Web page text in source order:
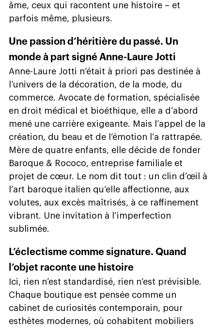
âme, ceux qui racontent une histoire – et
parfois même, plusieurs.
Une passion d’héritière du passé. Un
monde à part signé Anne-Laure Jotti
Anne-Laure Jotti n’était à priori pas destinée à
l’univers de la décoration, de la mode, du
commerce. Avocate de formation, spécialisée
en droit médical et bioéthique, elle a d’abord
mené une carrière exigeante. Mais l’appel de la
création, du beau et de l’émotion l’a rattrapée.
Mère de quatre enfants, elle décide de fonder
Baroque & Rococo, entreprise familiale et
projet de cœur. Le nom dit tout : un clin d’œil à
l’art baroque italien qu’elle affectionne, aux
volutes, aux excès maîtrisés, à ce raffinement
vibrant. Une invitation à l’imperfection
sublimée.
L’éclectisme comme signature. Quand
l’objet raconte une histoire
Ici, rien n’est standardisé, rien n’est prévisible.
Chaque boutique est pensée comme un
cabinet de curiosités contemporain, pour
esthètes modernes, où cohabitent mobiliers